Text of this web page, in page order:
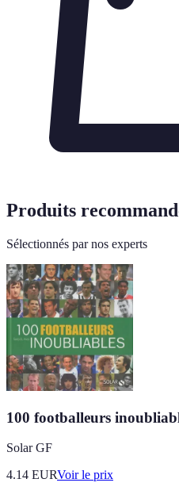
Produits
Sélectionnés par nos experts
100 footballeurs
Solar GF
4.14 EURVoir le prix